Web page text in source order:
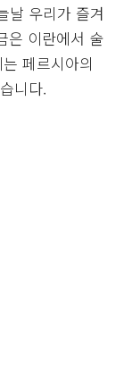
날 우리가 즐겨
은 이란에서 술
페르시아의
니다.